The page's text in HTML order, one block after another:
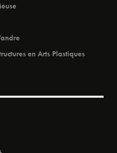
en Arts Plastiques